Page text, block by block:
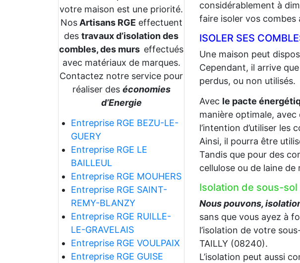
votre maison est une priorité.
NosArtisans RGE effectuent
des travaux d’isolation des
combles, des murs effectués
avec matériaux de marques.
Contactez notre service pour
réaliser des économies
d’Energie
Entreprise RGE BEZU-LE-
GUERY
Entreprise RGE LE
BAILLEUL
Entreprise RGE MOUHERS
Entreprise RGE SAINT-
REMY-BLANZY
Entreprise RGE RUILLE-
LE-GRAVELAIS
Entreprise RGE VOULPAIX
Entreprise RGE GUISE
considérablement à
faire isoler vos combes
ISOLER SES
Une maison peut
Cependant, il arrive
perdus, ou non utilisés.
Avec le pacte
manière optimale,
l’intention d’utiliser les
Ainsi, il pourra être
Tandis que pour des
cellulose ou de laine de
Isolation de sous-sol
Nous pouvons,
sans que vous ayez à
l’isolation de votre
TAILLY (08240).
L’isolation peut aussi